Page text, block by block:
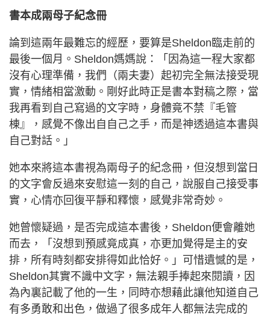
書本成兩母子紀念冊
論到這兩年最難忘的經歷，要算是Sheldon臨走前的
最後一個月。Sheldon媽媽說：「因為這一程大家都
沒有心理準備，我們（兩夫妻）起初完全無法接受現
實，情緒相當激動。剛好此時正是書本對稿之際，當
我再看到自己寫過的文字時，身體竟不禁『毛管
棟』，感覺不像出自自己之手，而是神透過這本書與
自己對話。」
她本來將這本書視為兩母子的紀念冊，但沒想到當日
的文字會反過來安慰這一刻的自己，說服自己接受事
實，心情亦回復平靜和釋懷，感覺非常奇妙。
她曾懷疑過，是否完成這本書後，Sheldon便會離她
而去，「沒想到預感竟成真，亦更加覺得是主的安
排，所有時刻都安排得如此恰好。」可惜遺憾的是，
Sheldon其實不識中文字，無法親手捧起來閱讀，因
為內裏記載了他的一生，同時亦想藉此讓他知道自己
有多勇敢和出色，做過了很多成年人都無法完成的